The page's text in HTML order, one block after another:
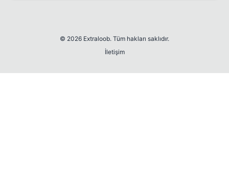
© 2026 Extraloob. Tüm hakları saklıdır.
İletişim